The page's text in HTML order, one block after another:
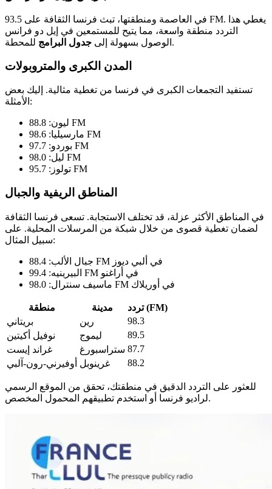
في العاصمة ومنطقتها، تبث فرنسا الثقافة على 93.5 FM. يغطي هذا
التردد منطقة واسعة، مما يتيح للمستمعين في إيل دو فرانس
الوصول بسهولة إلى جدول البرامج للمحطة.
المدن الكبرى والمتروبولات
تستفيد التجمعات الكبرى في فرنسا من تغطية مثالية. إليك بعض
الأمثلة:
ليون: 88.8 FM
مارسيليا: 98.6 FM
بوردو: 97.7 FM
ليل: 98.0 FM
تولوز: 95.7 FM
المناطق الريفية والجبال
في المناطق الأكثر عزلة، قد تختلف الاستجابة. تسعى فرنسا الثقافة
لضمان تغطية قصوى من خلال شبكة من المرسلات المحلية. على
سبيل المثال:
جبال الألب: 88.4 FM في ألبي ديوز
البيرينيه: 99.4 FM في أراغنو
ماسيف سنترال: 98.0 FM في أوريلاك
منطقة مدينة
تردد (FM)
بريتاني
رين
98.3
نوفيل أكيتين
ليموج
89.5
غراند إيست
ستراسبورغ 87.7
أوفيرني-رون-آلبي غرينوبل 88.2
للعثور على التردد الدقيق في منطقتك، تحقق من الموقع الرسمي
لراديو فرنسا أو استخدم تطبيقهم المحمول المخصص.